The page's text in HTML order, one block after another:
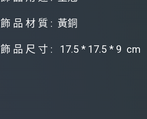
飾 品 材 質 : 黃銅
飾 品 尺 寸 : 17.5 * 17.5 * 9 cm